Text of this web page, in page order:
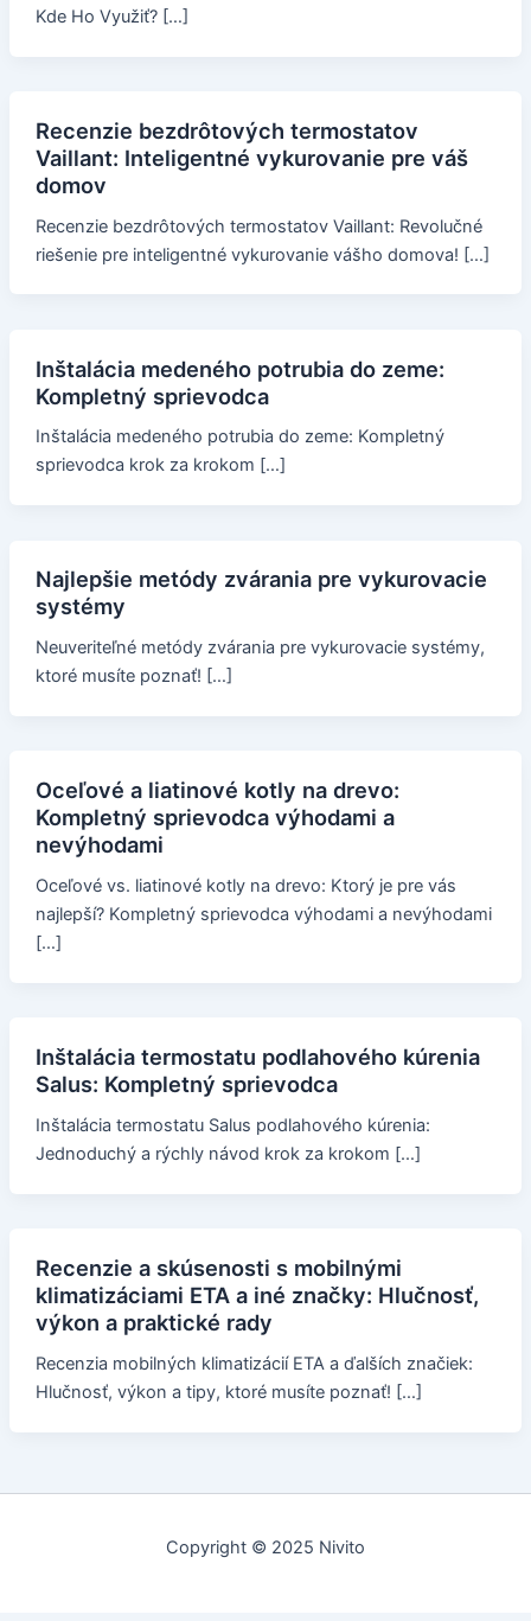
Kde Ho Využiť? […]
Recenzie bezdrôtových termostatov
Vaillant: Inteligentné vykurovanie pre váš
domov
Recenzie bezdrôtových termostatov Vaillant: Revolučné
riešenie pre inteligentné vykurovanie vášho domova! […]
Inštalácia medeného potrubia do zeme:
Kompletný sprievodca
Inštalácia medeného potrubia do zeme: Kompletný
sprievodca krok za krokom […]
Najlepšie metódy zvárania pre vykurovacie
systémy
Neuveriteľné metódy zvárania pre vykurovacie systémy,
ktoré musíte poznať! […]
Oceľové a liatinové kotly na drevo:
Kompletný sprievodca výhodami a
nevýhodami
Oceľové vs. liatinové kotly na drevo: Ktorý je pre vás
najlepší? Kompletný sprievodca výhodami a nevýhodami
[…]
Inštalácia termostatu podlahového kúrenia
Salus: Kompletný sprievodca
Inštalácia termostatu Salus podlahového kúrenia:
Jednoduchý a rýchly návod krok za krokom […]
Recenzie a skúsenosti s mobilnými
klimatizáciami ETA a iné značky: Hlučnosť,
výkon a praktické rady
Recenzia mobilných klimatizácií ETA a ďalších značiek:
Hlučnosť, výkon a tipy, ktoré musíte poznať! […]
Copyright © 2025 Nivito